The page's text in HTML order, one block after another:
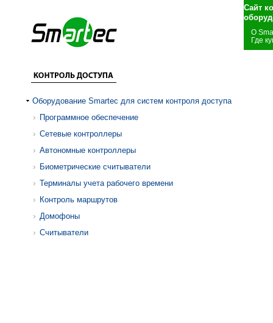
Сайт
О
Где
Оборудование Smartec для систем контроля доступа
Программное обеспечение
Сетевые контроллеры
Автономные контроллеры
Биометрические считыватели
Терминалы учета рабочего времени
Контроль маршрутов
Домофоны
Считыватели